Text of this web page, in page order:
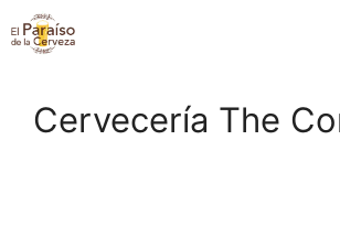
Saltar
al
Cervecería The